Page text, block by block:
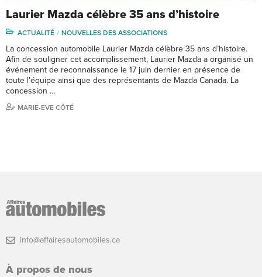
Laurier Mazda célèbre 35 ans d’histoire
ACTUALITÉ NOUVELLES DES ASSOCIATIONS
La concession automobile Laurier Mazda célèbre 35 ans d’histoire.
Afin de souligner cet accomplissement, Laurier Mazda a organisé un
événement de reconnaissance le 17 juin dernier en présence de
toute l’équipe ainsi que des représentants de Mazda Canada. La
concession …
MARIE-EVE CÔTÉ
info@affairesautomobiles.ca
À propos de nous